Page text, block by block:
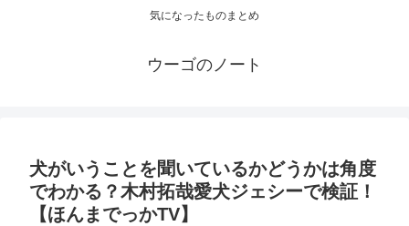
気になったものまとめ
ウーゴのノート
犬がいうことを聞いているかどうかは角度
でわかる？木村拓哉愛犬ジェシーで検証！
【ほんまでっかTV】